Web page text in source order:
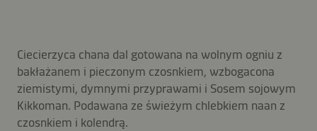
Ciecierzyca chana dal gotowana na wolnym ogniu z
bakłażanem i pieczonym czosnkiem, wzbogacona
ziemistymi, dymnymi przyprawami i Sosem sojowym
Kikkoman. Podawana ze świeżym chlebkiem naan z
czosnkiem i kolendrą.